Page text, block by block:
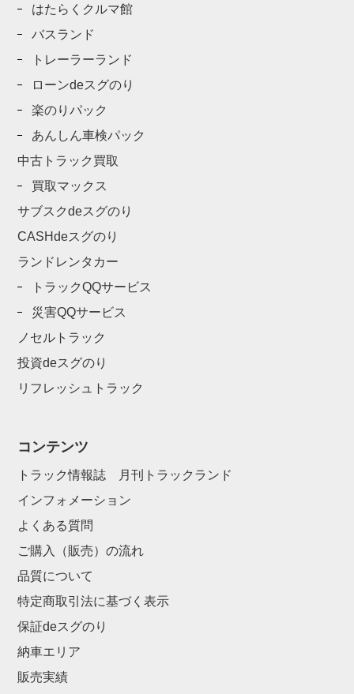
はたらくクルマ館
バスランド
トレーラーランド
ローンdeスグのり
楽のりパック
あんしん車検パック
中古トラック買取
買取マックス
サブスクdeスグのり
CASHdeスグのり
ランドレンタカー
トラックQQサービス
災害QQサービス
ノセルトラック
投資deスグのり
リフレッシュトラック
コンテンツ
トラック情報誌 月刊トラックランド
インフォメーション
よくある質問
ご購入（販売）の流れ
品質について
特定商取引法に基づく表示
保証deスグのり
納車エリア
販売実績